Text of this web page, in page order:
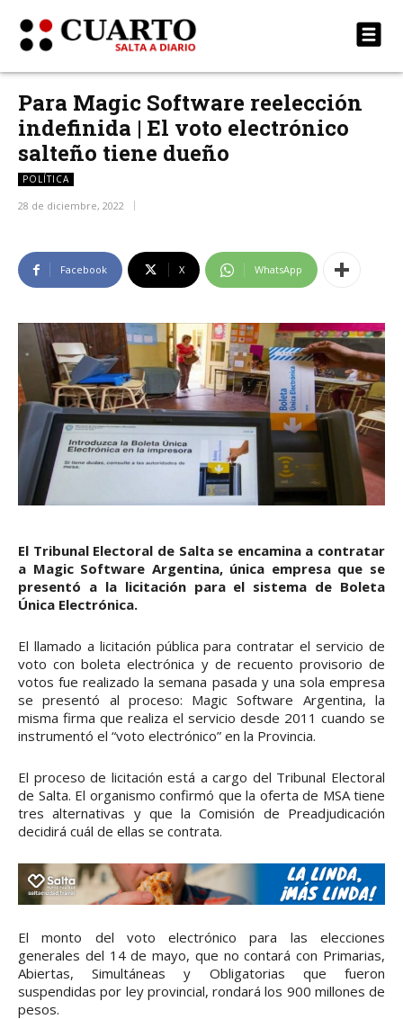
Para Magic Software reelección
indefinida | El voto electrónico
salteño tiene dueño
POLÍTICA
28 de diciembre, 2022
Facebook X WhatsApp
El Tribunal Electoral de Salta se encamina a contratar
a Magic Software Argentina, única empresa que se
presentó a la licitación para el sistema de Boleta
Única Electrónica.
El llamado a licitación pública para contratar el servicio de
voto con boleta electrónica y de recuento provisorio de
votos fue realizado la semana pasada y una sola empresa
se presentó al proceso: Magic Software Argentina, la
misma firma que realiza el servicio desde 2011 cuando se
instrumentó el “voto electrónico” en la Provincia.
El proceso de licitación está a cargo del Tribunal Electoral
de Salta. El organismo confirmó que la oferta de MSA tiene
tres alternativas y que la Comisión de Preadjudicación
decidirá cuál de ellas se contrata.
El monto del voto electrónico para las elecciones
generales del 14 de mayo, que no contará con Primarias,
Abiertas, Simultáneas y Obligatorias que fueron
suspendidas por ley provincial, rondará los 900 millones de
pesos.